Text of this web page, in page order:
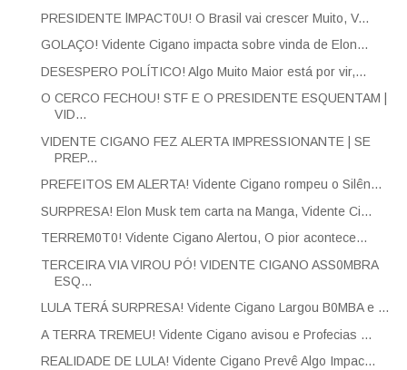
PRESIDENTE lMPACT0U! O Brasil vai crescer Muito, V...
GOLAÇO! Vidente Cigano impacta sobre vinda de Elon...
DESESPERO POLÍTICO! Algo Muito Maior está por vir,...
O CERCO FECHOU! STF E O PRESIDENTE ESQUENTAM |
VID...
VIDENTE CIGANO FEZ ALERTA IMPRESSIONANTE | SE
PREP...
PREFEITOS EM ALERTA! Vidente Cigano rompeu o Silên...
SURPRESA! Elon Musk tem carta na Manga, Vidente Ci...
TERREM0T0! Vidente Cigano Alertou, O pior acontece...
TERCEIRA VIA VIROU PÓ! VIDENTE CIGANO ASS0MBRA
ESQ...
LULA TERÁ SURPRESA! Vidente Cigano Largou B0MBA e ...
A TERRA TREMEU! Vidente Cigano avisou e Profecias ...
REALIDADE DE LULA! Vidente Cigano Prevê Algo Impac...